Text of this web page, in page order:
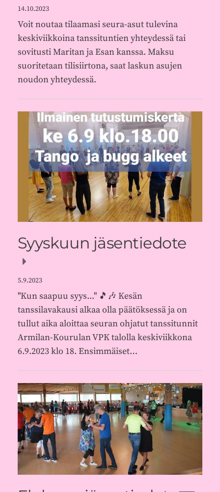
14.10.2023
Voit noutaa tilaamasi seura-asut tulevina
keskiviikkoina tanssituntien yhteydessä tai
sovitusti Maritan ja Esan kanssa. Maksu
suoritetaan tilisiirtona, saat laskun asujen
noudon yhteydessä.
Syyskuun jäsentiedote
5.9.2023
"Kun saapuu syys..." 🎵🎶 Kesän
tanssilavakausi alkaa olla päätöksessä ja on
tullut aika aloittaa seuran ohjatut tanssitunnit
Armilan-Kourulan VPK talolla keskiviikkona
6.9.2023 klo 18. Ensimmäiset…